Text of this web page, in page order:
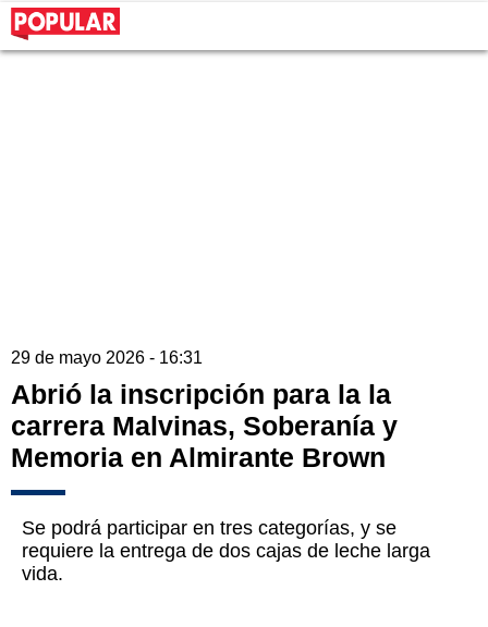
29 de mayo 2026 - 16:31
Abrió la inscripción para la la
carrera Malvinas, Soberanía y
Memoria en Almirante Brown
Se podrá participar en tres categorías, y se
requiere la entrega de dos cajas de leche larga
vida.